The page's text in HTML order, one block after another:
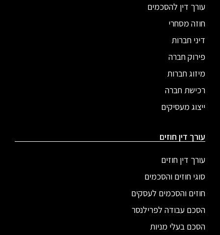
עורך דין להסכמים
חוזה מסחרי
דיני חברות
פירוק חברה
מיזוג חברות
רכישת חברה
ייצוג מעסיקים
עורך דין חוזים
עורך דין חוזים
סוגי חוזים והסכמים
חוזים והסכמים לעסקים
הסכם עבודה לפרילנסר
הסכם בעלי מניות